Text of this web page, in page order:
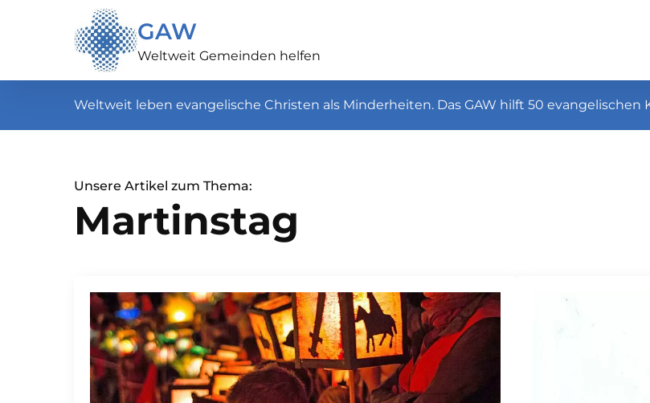
GAW
Weltweit Gemeinden helfen
Weltweit leben evangelische Christen als Minderheiten. Das GAW hilft 50 evangelischen
Unsere Artikel zum Thema:
Martinstag